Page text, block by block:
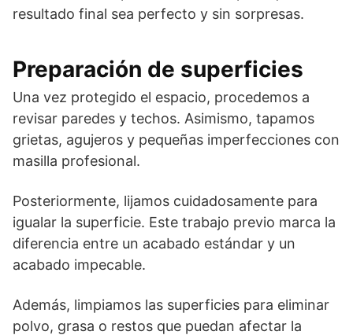
resultado final sea perfecto y sin sorpresas.
Preparación de superficies
Una vez protegido el espacio, procedemos a
revisar paredes y techos. Asimismo, tapamos
grietas, agujeros y pequeñas imperfecciones con
masilla profesional.
Posteriormente, lijamos cuidadosamente para
igualar la superficie. Este trabajo previo marca la
diferencia entre un acabado estándar y un
acabado impecable.
Además, limpiamos las superficies para eliminar
polvo, grasa o restos que puedan afectar la